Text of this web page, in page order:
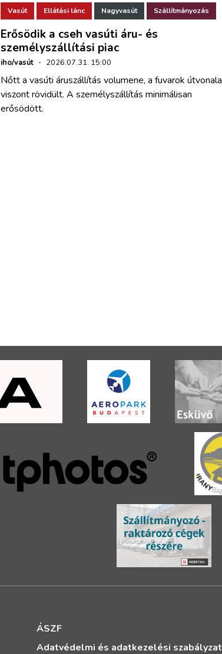
Vasút Ellátási lánc Nagyvasút Szállítmányozás
Erősödik a cseh vasúti áru- és
személyszállítási piac
iho/vasút · 2026.07.31. 15:00
Nőtt a vasúti áruszállítás volumene, a fuvarok útvonala
viszont rövidült. A személyszállítás minimálisan
erősödött.
ÁSZF
Adatvédelmi és adatkezelési szabályzat